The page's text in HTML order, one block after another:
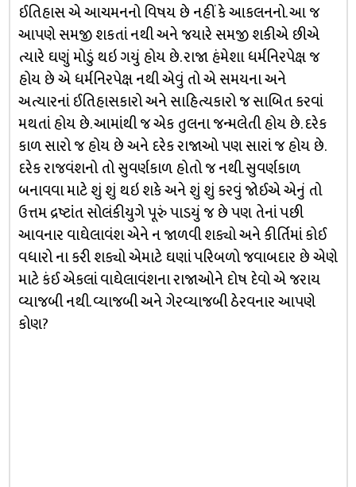
ઈતિહાસ એ આચમનનો વિષય છે નહીં કે આકલનનો. આ જ
આપણે સમજી શકતાં નથી અને જયારે સમજી શકીએ છીએ
ત્યારે ઘણું મોડું થઇ ગયું હોય છે. રાજા હંમેશા ધર્મનિરપેક્ષ જ
હોય છે એ ધર્મનિરપેક્ષ નથી એવું તો એ સમયના અને
અત્યારનાં ઈતિહાસકારો અને સાહિત્યકારો જ સાબિત કરવાં
મથતાં હોય છે. આમાંથી જ એક તુલના જન્મલેતી હોય છે. દરેક
કાળ સારો જ હોય છે અને દરેક રાજાઓ પણ સારાં જ હોય છે.
દરેક રાજવંશનો તો સુવર્ણકાળ હોતો જ નથી. સુવર્ણકાળ
બનાવવા માટે શું શું થઇ શકે અને શું શું કરવું જોઈએ એનું તો
ઉત્તમ દ્રષ્ટાંત સોલંકીયુગે પૂરું પાડયું જ છે પણ તેનાં પછી
આવનાર વાઘેલાવંશ એને ન જાળવી શક્યો અને કીર્તિમાં કોઈ
વધારો ના કરી શક્યો એમાટે ઘણાં પરિબળો જવાબદાર છે એણે
માટે કંઈ એકલાં વાઘેલાવંશના રાજાઓને દોષ દેવો એ જરાય
વ્યાજબી નથી. વ્યાજબી અને ગેરવ્યાજબી ઠેરવનાર આપણે
કોણ?